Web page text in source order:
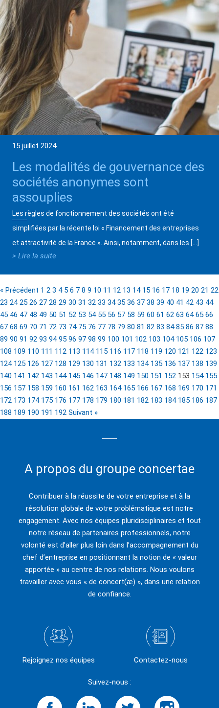
15 juillet 2024
Les modalités de gouvernance des
sociétés anonymes sont
assouplies
Les règles de fonctionnement des sociétés ont été
simplifiées par la récente loi « Financement des entreprises
et attractivité de la France ». Ainsi, notamment, dans les […]
> Lire la suite
« Précédent 1 2 3 4 5 6 7 8 9 10 11 12 13 14 15 16 17 18 19 20 21 22
23 24 25 26 27 28 29 30 31 32 33 34 35 36 37 38 39 40 41 42 43 44
45 46 47 48 49 50 51 52 53 54 55 56 57 58 59 60 61 62 63 64 65 66
67 68 69 70 71 72 73 74 75 76 77 78 79 80 81 82 83 84 85 86 87 88
89 90 91 92 93 94 95 96 97 98 99 100 101 102 103 104 105 106 107
108 109 110 111 112 113 114 115 116 117 118 119 120 121 122 123
124 125 126 127 128 129 130 131 132 133 134 135 136 137 138 139
140 141 142 143 144 145 146 147 148 149 150 151 152 153 154 155
156 157 158 159 160 161 162 163 164 165 166 167 168 169 170 171
172 173 174 175 176 177 178 179 180 181 182 183 184 185 186 187
188 189 190 191 192 Suivant »
A propos du groupe concertae
Contribuer à la réussite de votre entreprise et à la
résolution globale de votre problématique est notre
engagement. Avec nos équipes pluridisciplinaires et tout
notre réseau de partenaires professionnels, notre
volonté est d’aller plus loin dans l’accompagnement du
chef d’entreprise en positionnant la notion de « valeur
apportée » au centre de nos relations. Nous voulons
travailler avec vous « de concert(æ) », dans une relation
de confiance.
Suivez-nous :
Rejoignez nos équipes Contactez-nous